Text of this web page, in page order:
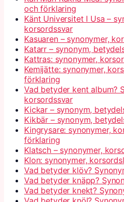
och förklaring
Känt Universitet I Usa –
korsordssvar
Kasuaren – synonymer,
Katarr – synonym,
Kattras: synonymer,
Kemijätte: synonymer,
förklaring
Vad betyder kent album?
korsordssvar
Kickar – synonym,
Kikbär – synonym,
Kingrysare: synonymer,
förklaring
Klatsch – synonymer,
Klon: synonymer,
Vad betyder klöv?
Vad betyder knäpp?
Vad betyder knekt?